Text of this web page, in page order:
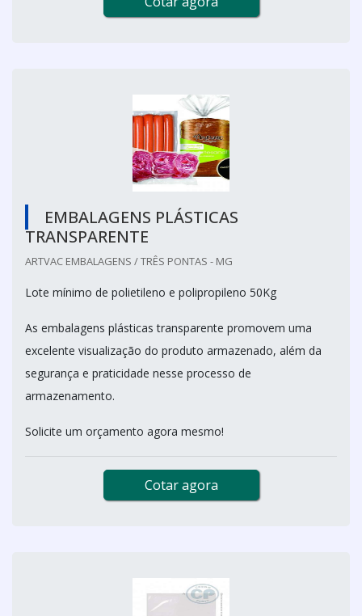
EMBALAGENS PLÁSTICAS
TRANSPARENTE
ARTVAC EMBALAGENS / TRÊS PONTAS - MG
Lote mínimo de polietileno e polipropileno 50Kg
As embalagens plásticas transparente promovem uma
excelente visualização do produto armazenado, além da
segurança e praticidade nesse processo de
armazenamento.
Solicite um orçamento agora mesmo!
Cotar agora